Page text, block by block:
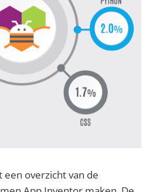
overzicht van de